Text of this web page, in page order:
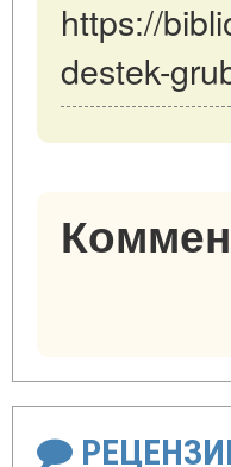
https://
destek-